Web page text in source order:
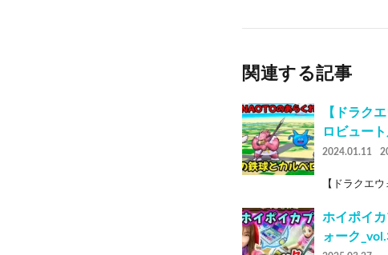
関連する記事
【ドラク
ロビュー
2024.01.11
【ドラクエ
ホイポイ
ォーク